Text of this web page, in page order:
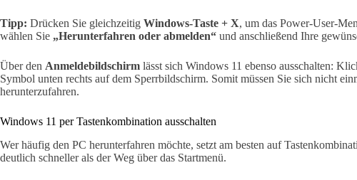
Tipp: Drücken Sie gleichzeitig Windows-Taste + X, um das Power-User-
wählen Sie „Herunterfahren oder abmelden“ und anschließend Ihre
Über den Anmeldebildschirm lässt sich Windows 11 ebenso ausschalten:
Symbol unten rechts auf dem Sperrbildschirm. Somit müssen Sie sich nicht
herunterzufahren.
Windows 11 per Tastenkombination ausschalten
Wer häufig den PC herunterfahren möchte, setzt am besten auf
deutlich schneller als der Weg über das Startmenü.